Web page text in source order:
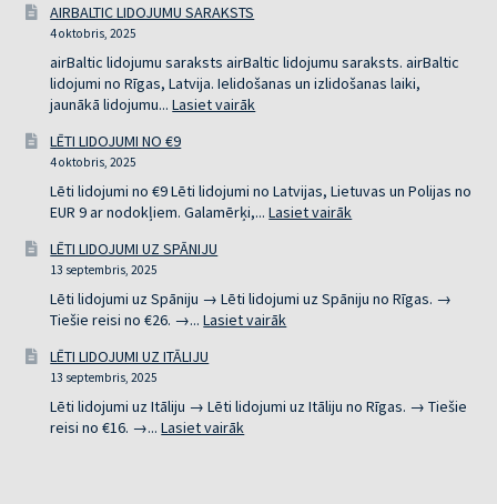
RĪGAS
AIRBALTIC LIDOJUMU SARAKSTS
4 oktobris, 2025
airBaltic lidojumu saraksts airBaltic lidojumu saraksts. airBaltic
lidojumi no Rīgas, Latvija. Ielidošanas un izlidošanas laiki,
jaunākā lidojumu...Lasiet vairāk
LĒTI LIDOJUMI NO €9
4 oktobris, 2025
Lēti lidojumi no €9 Lēti lidojumi no Latvijas, Lietuvas un Polijas no
EUR 9 ar nodokļiem. Galamērķi,...Lasiet vairāk
€9
LĒTI LIDOJUMI UZ SPĀNIJU
13 septembris, 2025
Lēti lidojumi uz Spāniju → Lēti lidojumi uz Spāniju no Rīgas. →
Tiešie reisi no €26. →...Lasiet vairāk
SPĀNIJU
LĒTI LIDOJUMI UZ ITĀLIJU
13 septembris, 2025
Lēti lidojumi uz Itāliju → Lēti lidojumi uz Itāliju no Rīgas. → Tiešie
reisi no €16. →...Lasiet vairāk